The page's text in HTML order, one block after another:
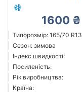
1600 ₴
Типорозмір: 165/70 R13
Сезон: зимова
Індекс швидкості:
Посиленість:
Рік виробництва:
Країна: